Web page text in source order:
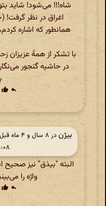
شاه!!! می‌شود! شاید
اغراق در نظر
همانطور که اشاره
با تشکر از همهٔ عزیزان
در حاشیه گنجور
reply
thumb_up
بیژن
البته "بیذق" نیز صحیح
واژه را
reply
thumb_up